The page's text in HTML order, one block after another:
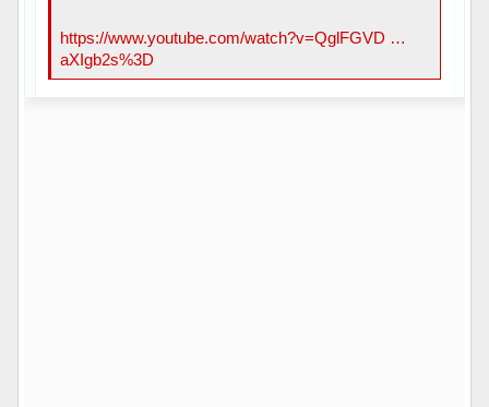
https://www.youtube.com/watch?v=QglFGVD …
aXIgb2s%3D